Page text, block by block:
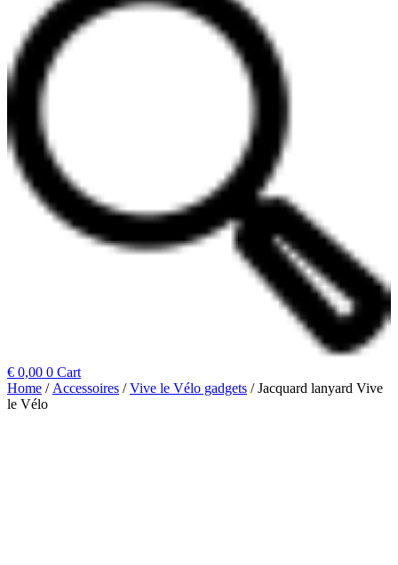
€ 0,00 0 Cart
Home / Accessoires /Vive le Vélo gadgets / Jacquard lanyard Vive
le Vélo